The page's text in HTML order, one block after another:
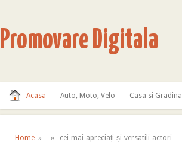
Promovare Digitala
Acasa Auto, Moto, Velo Casa si Gradina
Home » » cei-mai-apreciați-și-versatili-actori